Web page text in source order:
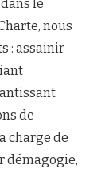
le
nous
: assainir
de
charge de
démagogie,